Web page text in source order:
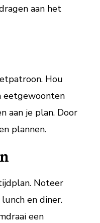
aan het
Hou
eetgewoonten
aan je plan. Door
plannen.
Noteer
en diner.
een